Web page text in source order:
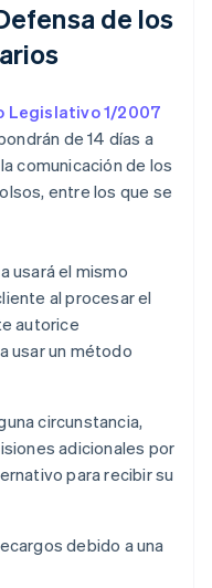
de los
Legislativo 1/2007
de 14 días a
comunicación de los
entre los que se
usará el mismo
al procesar el
autorice
usar un método
circunstancia,
adicionales por
para recibir su
debido a una